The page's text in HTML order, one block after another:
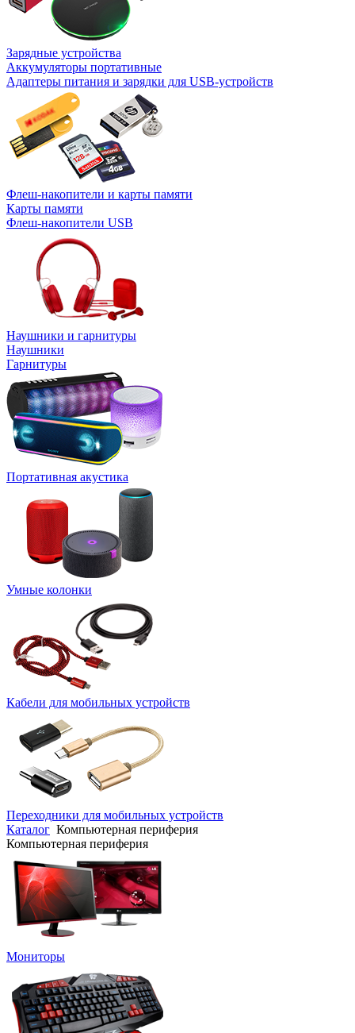
Зарядные устройства
Аккумуляторы портативные
Адаптеры питания и зарядки для USB-устройств
Флеш-накопители и карты памяти
Карты памяти
Флеш-накопители USB
Наушники и гарнитуры
Наушники
Гарнитуры
Портативная акустика
Умные колонки
Кабели для мобильных устройств
Переходники для мобильных устройств
Каталог Компьютерная периферия
Компьютерная периферия
Мониторы